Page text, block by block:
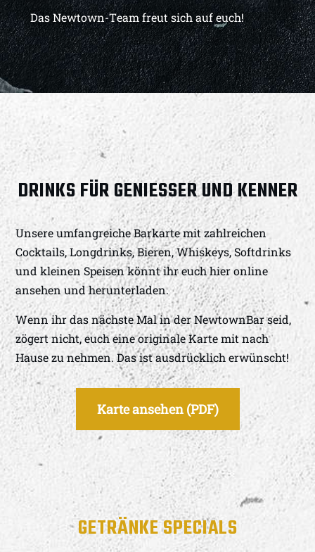
Das Newtown-Team freut sich auf euch!
DRINKS FÜR GENIESSER UND KENNER
Unsere umfangreiche Barkarte mit zahlreichen
Cocktails, Longdrinks, Bieren, Whiskeys, Softdrinks
und kleinen Speisen könnt ihr euch hier online
ansehen und herunterladen.
Wenn ihr das nächste Mal in der NewtownBar seid,
zögert nicht, euch eine originale Karte mit nach
Hause zu nehmen. Das ist ausdrücklich erwünscht!
Karte ansehen (PDF)
GETRÄNKE SPECIALS